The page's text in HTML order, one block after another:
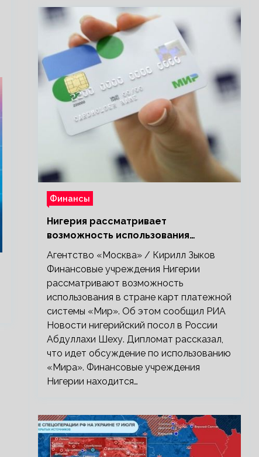
Финансы
Нигерия рассматривает
возможность использования
платежной системы «Мир»
Агентство «Москва» / Кирилл Зыков
Финансовые учреждения Нигерии
рассматривают возможность
использования в стране карт платежной
системы «Мир». Об этом сообщил РИА
Новости нигерийский посол в России
Абдуллахи Шеху. Дипломат рассказал,
что идет обсуждение по использованию
«Мира». Финансовые учреждения
Нигерии находится…